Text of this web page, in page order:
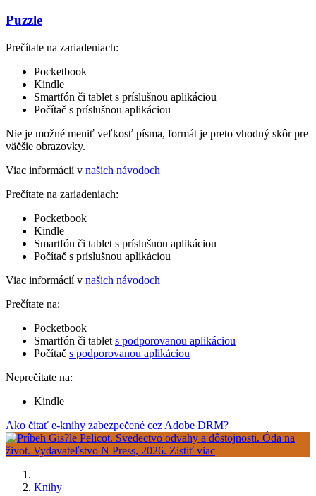
Puzzle
Prečítate na zariadeniach:
Pocketbook
Kindle
Smartfón či tablet s príslušnou aplikáciou
Počítač s príslušnou aplikáciou
Nie je možné meniť veľkosť písma, formát je preto vhodný skôr pre
väčšie obrazovky.
Viac informácií v našich návodoch
Prečítate na zariadeniach:
Pocketbook
Kindle
Smartfón či tablet s príslušnou aplikáciou
Počítač s príslušnou aplikáciou
Viac informácií v našich návodoch
Prečítate na:
Pocketbook
Smartfón či tablet s podporovanou aplikáciou
Počítač s podporovanou aplikáciou
Neprečítate na:
Kindle
Ako čítať e-knihy zabezpečené cez Adobe DRM?
Knihy